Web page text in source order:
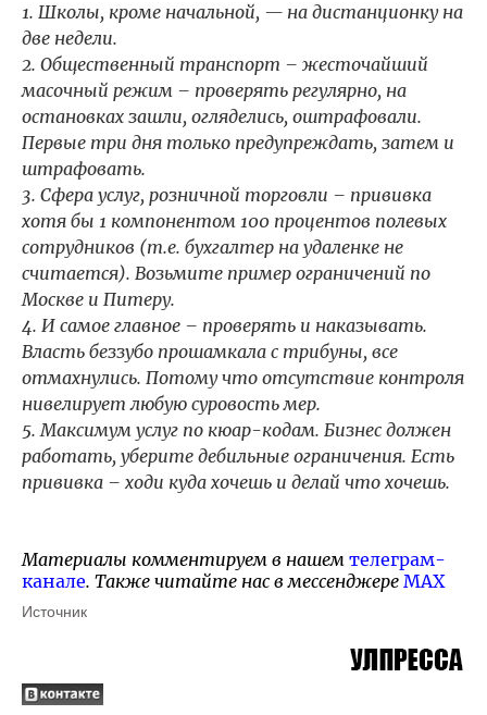
1. Школы, кроме начальной, — на дистанционку на
две недели.
2. Общественный транспорт – жесточайший
масочный режим – проверять регулярно, на
остановках зашли, огляделись, оштрафовали.
Первые три дня только предупреждать, затем и
штрафовать.
3. Сфера услуг, розничной торговли – прививка
хотя бы 1 компонентом 100 процентов полевых
сотрудников (т.е. бухгалтер на удаленке не
считается). Возьмите пример ограничений по
Москве и Питеру.
4. И самое главное – проверять и наказывать.
Власть беззубо прошамкала с трибуны, все
отмахнулись. Потому что отсутствие контроля
нивелирует любую суровость мер.
5. Максимум услуг по кюар-кодам. Бизнес должен
работать, уберите дебильные ограничения. Есть
прививка – ходи куда хочешь и делай что хочешь.
Материалы комментируем в нашем телеграм-
канале. Также читайте нас в мессенджере MAX
Источник